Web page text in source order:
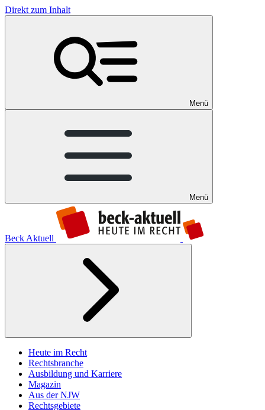
Direkt zum Inhalt
Menü
Menü
Beck Aktuell
Heute im Recht
Rechtsbranche
Ausbildung und Karriere
Magazin
Aus der NJW
Rechtsgebiete